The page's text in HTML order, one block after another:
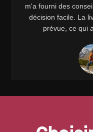
m'a fourni des
décision facile. La
prévue, ce qui